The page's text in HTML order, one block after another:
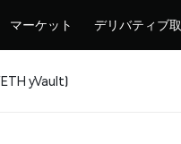
マーケット デリバティブ
yVault)